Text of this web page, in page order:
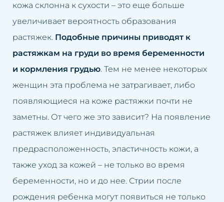
Карбокситерапия
Чистка лица с помощью
водорода
Кавитационный пилинг
Краков
кожа склонна к сухости – это еще больше
увеличивает вероятность образования
растяжек. Подобные причины приводят к
растяжкам на груди во время беременности
и кормления грудью. Тем не менее некоторых
женщин эта проблема не затрагивает, либо
появляющиеся на коже растяжки почти не
заметны. От чего же это зависит? На появление
растяжек влияет индивидуальная
предрасположенность, эластичность кожи, а
также уход за кожей – не только во время
беременности, но и до нее. Стрии после
рождения ребенка могут появиться не только